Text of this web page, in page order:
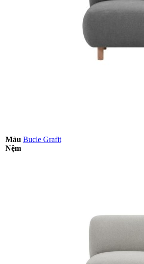
Màu
Nệm
Bucle Grafit